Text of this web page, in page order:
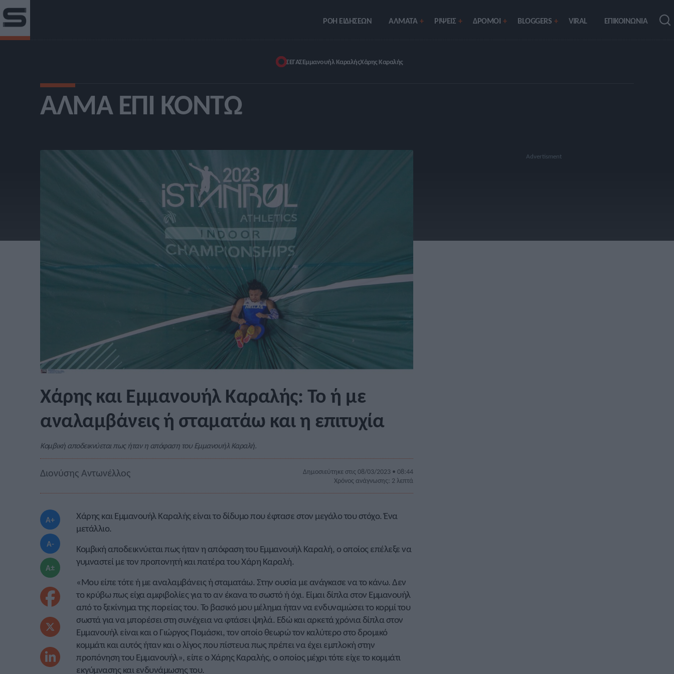
ΡΟΗ ΕΙΔΗΣΕΩΝ ΑΛΜΑΤΑ ΡIΨΕΙΣ ΔΡΟΜΟΙ BLOGGERS VIRAL ΕΠΙΚΟΙΝΩΝΙΑ
ΣΕΓΑΣΕμμανουήλ ΚαραλήςΧάρης Καραλής
ΆΛΜΑ ΕΠΊ ΚΟΝΤΏ
Χάρης και Εμμανουήλ Καραλής: Το ή με
αναλαμβάνεις ή σταματάω και η επιτυχία
Κομβική αποδεικνύεται πως ήταν η απόφαση του Εμμανουήλ Καραλή.
Διονύσης Αντωνέλλος
Δημοσιεύτηκε στις 08/03/2023 • 08:44
Χρόνος ανάγνωσης: 2 λεπτά
A+
A-
A±
Χάρης και Εμμανουήλ Καραλής είναι το δίδυμο που έφτασε στον μεγάλο του στόχο. Ένα
μετάλλιο.
Κομβική αποδεικνύεται πως ήταν η απόφαση του Εμμανουήλ Καραλή, ο οποίος επέλεξε να
γυμναστεί με τον προπονητή και πατέρα του Χάρη Καραλή.
«Μου είπε τότε ή με αναλαμβάνεις ή σταματάω. Στην ουσία με ανάγκασε να το κάνω. Δεν
το κρύβω πως είχα αμφιβολίες για το αν έκανα το σωστό ή όχι. Είμαι δίπλα στον Εμμανουήλ
από το ξεκίνημα της πορείας του. Το βασικό μου μέλημα ήταν να ενδυναμώσει το κορμί του
σωστά για να μπορέσει στη συνέχεια να φτάσει ψηλά. Εδώ και αρκετά χρόνια δίπλα στον
Εμμανουήλ είναι και ο Γιώργος Πομάσκι, τον οποίο θεωρώ τον καλύτερο στο δρομικό
κομμάτι και αυτός ήταν και ο λίγος που πίστευα πως πρέπει να έχει εμπλοκή στην
προπόνηση του Εμμανουήλ», είπε ο Χάρης Καραλής, ο οποίος μέχρι τότε είχε το κομμάτι
εκγύμνασης και ενδυνάμωσης του.